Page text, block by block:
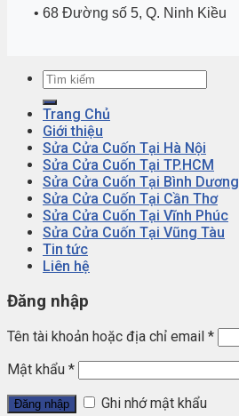
• 68 Đường số 5, Q. Ninh Kiều
Trang Chủ
Giới thiệu
Sửa Cửa Cuốn Tại Hà Nội
Sửa Cửa Cuốn Tại TP.HCM
Sửa Cửa Cuốn Tại Bình Dương
Sửa Cửa Cuốn Tại Cần Thơ
Sửa Cửa Cuốn Tại Vĩnh Phúc
Sửa Cửa Cuốn Tại Vũng Tàu
Tin tức
Liên hệ
Đăng nhập
Tên tài khoản hoặc địa chỉ email *
Mật khẩu *
Đăng nhập
Ghi nhớ mật khẩu